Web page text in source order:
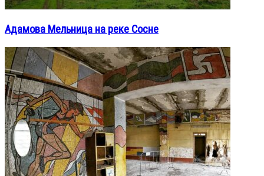
Адамова Мельница на реке Сосне